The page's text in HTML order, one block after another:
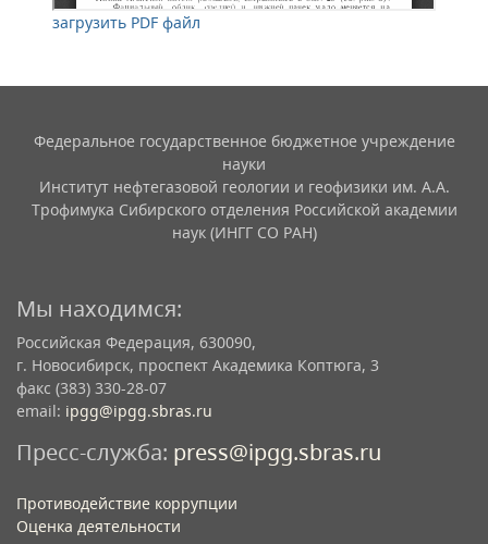
загрузить PDF файл
Федеральное государственное бюджетное учреждение
науки
Институт нефтегазовой геологии и геофизики им. А.А.
Трофимука Сибирского отделения Российской академии
наук (ИНГГ СО РАН)
Мы находимся:
Российская Федерация, 630090,
г. Новосибирск, проспект Академика Коптюга, 3
факс (383) 330-28-07
email: ipgg@ipgg.sbras.ru
Пресс-служба: press@ipgg.sbras.ru
Противодействие коррупции
Оценка деятельности